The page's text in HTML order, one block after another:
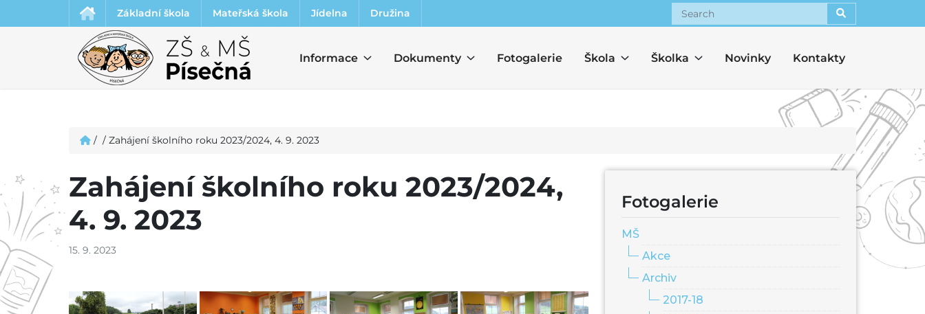
Základní škola Mateřská škola Jídelna
Družina
Search
Informace Dokumenty Fotogalerie Škola Školka Novinky Kontakty
/ / Zahájení školního roku 2023/2024, 4. 9. 2023
Zahájení školního roku 2023/2024,
4. 9. 2023
15. 9. 2023
Fotogalerie
MŠ
Akce
Archiv
2017-18